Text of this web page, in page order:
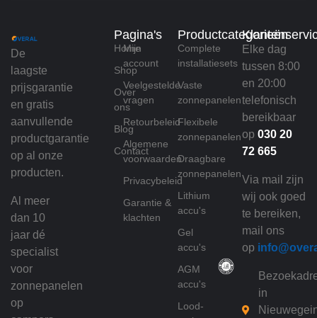
De
laagste
prijsgarantie
en gratis
aanvullende
productgarantie
op al onze
producten.
Al meer
dan 10
jaar dé
specialist
voor
zonnepanelen
op
Pagina's
Home
Shop
Over
ons
Blog
Contact
Mijn
account
Veelgestelde
vragen
Retourbeleid
Algemene
voorwaarden
Privacybeleid
Garantie &
klachten
Productcategorieën
Complete
installatiesets
Vaste
zonnepanelen
Flexibele
zonnepanelen
Draagbare
zonnepanelen
Lithium
accu's
Gel
accu's
AGM
accu's
Lood-
Elke dag
tussen 8:00
en 20:00
telefonisch
bereikbaar
op030 20
72 665
Via mail zijn
wij ook goed
te bereiken,
mail ons
op
in